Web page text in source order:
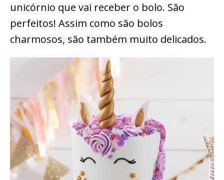
unicórnio que vai receber o bolo. São
perfeitos! Assim como são bolos
charmosos, são também muito delicados.